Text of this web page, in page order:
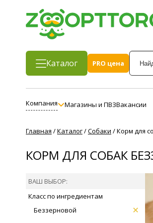
Каталог PRO цена
Компания Магазины и ПВЗВакансии
Главная /Каталог/Собаки /Корм для
КОРМ ДЛЯ СОБАК
ВАШ ВЫБОР:
Класс по ингредиентам
Беззерновой